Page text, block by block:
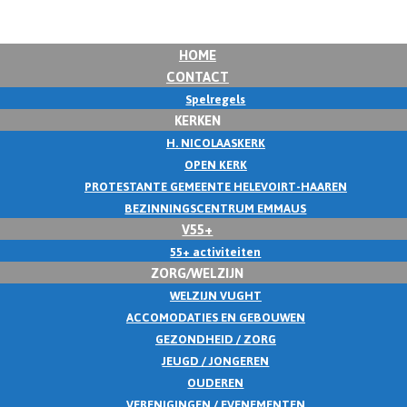
HOME
CONTACT
Spelregels
KERKEN
H. NICOLAASKERK
OPEN KERK
PROTESTANTE GEMEENTE HELEVOIRT-HAAREN
BEZINNINGSCENTRUM EMMAUS
V55+
55+ activiteiten
ZORG/WELZIJN
WELZIJN VUGHT
ACCOMODATIES EN GEBOUWEN
GEZONDHEID / ZORG
JEUGD / JONGEREN
OUDEREN